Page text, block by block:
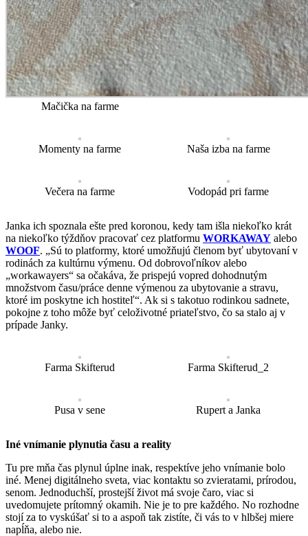
Mačička na farme
Momenty na farme Naša izba na farme
Večera na farme Vodopád pri farme
Janka ich spoznala ešte pred koronou, kedy tam išla niekoľko krát
na niekoľko týždňov pracovať cez platformu WORKAWAY alebo
WOOF. „Sú to platformy, ktoré umožňujú členom byť ubytovaní v
rodinách za kultúrnu výmenu. Od dobrovoľníkov alebo
„workawayers“ sa očakáva, že prispejú vopred dohodnutým
množstvom času/práce denne výmenou za ubytovanie a stravu,
ktoré im poskytne ich hostiteľ“. Ak si s takotuo rodinkou sadnete,
pokojne z toho môže byť celoživotné priateľstvo, čo sa stalo aj v
prípade Janky.
Farma Skifterud Farma Skifterud_2
Pusa v sene Rupert a Janka
Iné vnímanie plynutia času a reality
Tu pre mňa čas plynul úplne inak, respektíve jeho vnímanie bolo
iné. Menej digitálneho sveta, viac kontaktu so zvieratami, prírodou,
senom. Jednoduchší, prostejší život má svoje čaro, viac si
uvedomujete prítomný okamih. Nie je to pre každého. No rozhodne
stojí za to vyskúšať si to a aspoň tak zistíte, či vás to v hlbšej miere
napĺňa, alebo nie.